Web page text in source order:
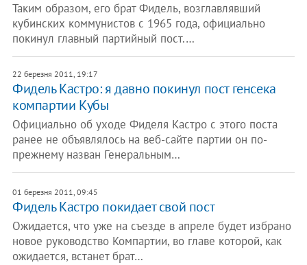
Таким образом, его брат Фидель, возглавлявший
кубинских коммунистов с 1965 года, официально
покинул главный партийный пост.…
22 березня 2011, 19:17
Фидель Кастро: я давно покинул пост генсека
компартии Кубы
Официально об уходе Фиделя Кастро с этого поста
ранее не объявлялось на веб-сайте партии он по-
прежнему назван Генеральным…
01 березня 2011, 09:45
Фидель Кастро покидает свой пост
Ожидается, что уже на съезде в апреле будет избрано
новое руководство Компартии, во главе которой, как
ожидается, встанет брат…